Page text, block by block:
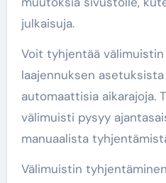
julkaisuja.
Voit tyhjentää
laajennuksen
automaattisia aikarajoja.
välimuisti pysyy
manuaalista
Välimuistin